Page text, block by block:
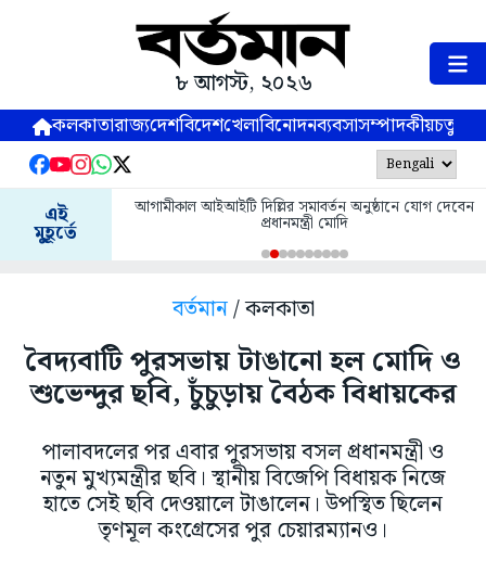
৮ আগস্ট, ২০২৬
কলকাতারাজ্যদেশবিদেশখেলাবিনোদনব্যবসাসম্পাদকীয়
এই
মুহূর্তে
আগামীকাল আইআইটি দিল্লির সমাবর্তন অনুষ্ঠানে যোগ দেবেন
প্রধানমন্ত্রী মোদি
বর্তমান/ কলকাতা
বৈদ্যবাটি পুরসভায় টাঙানো হল মোদি ও
শুভেন্দুর ছবি, চুঁচুড়ায় বৈঠক বিধায়কের
পালাবদলের পর এবার পুরসভায় বসল প্রধানমন্ত্রী ও
নতুন মুখ্যমন্ত্রীর ছবি। স্থানীয় বিজেপি বিধায়ক নিজে
হাতে সেই ছবি দেওয়ালে টাঙালেন। উপস্থিত ছিলেন
তৃণমূল কংগ্রেসের পুর চেয়ারম্যানও।